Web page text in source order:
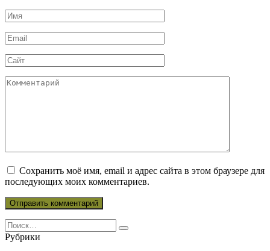
Имя
*
Email
*
Сайт
Комментарий
Сохранить моё имя, email и адрес сайта в этом браузере для
последующих моих комментариев.
Search
for:
Рубрики